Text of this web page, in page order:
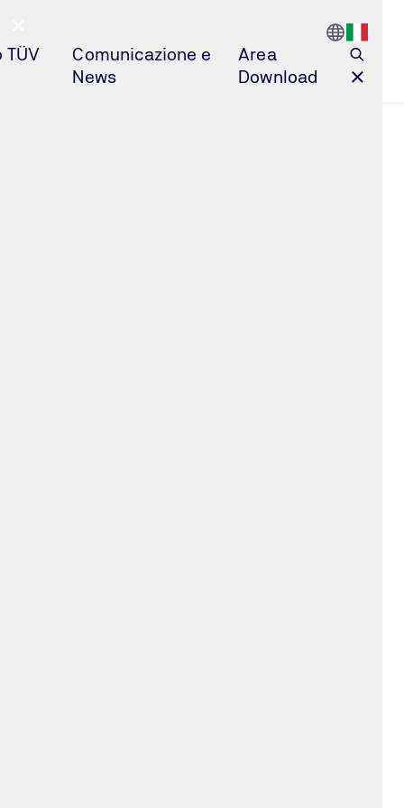
Go to
Open
TÜV
Comunicazione e
News
Area
Download